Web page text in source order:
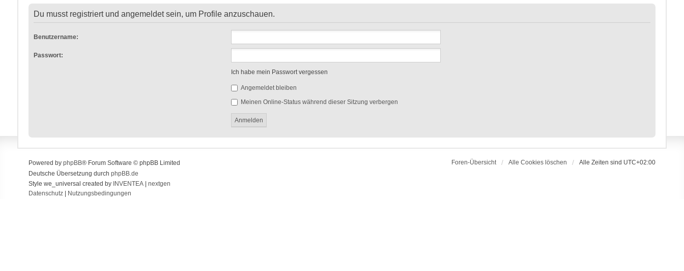
Du musst registriert und angemeldet sein, um Profile anzuschauen.
Benutzername:
Passwort:
Ich habe mein Passwort vergessen
Angemeldet bleiben
Meinen Online-Status während dieser Sitzung verbergen
Foren-Übersicht Alle Cookies löschen Alle Zeiten sind UTC+02:00
Powered by phpBB® Forum Software © phpBB Limited
Deutsche Übersetzung durch phpBB.de
Style we_universal created by INVENTEA| nextgen
Datenschutz| Nutzungsbedingungen